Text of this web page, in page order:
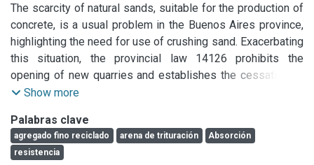
Ley 14126 que prohíbe la apertura de nuevas canteras y
establece el cese de explotación de las existentes en el
partido de Tandil.
Frente a estos hechos, la utilización de agregados
reciclados provenientes de la trituración de hormigones
que culminaron su vida en servicio se presenta como una
reciclados presentan como característica distintiva, frente a
los agregados naturales, que pueden estar constituidos por
agregado natural y mortero en proporciones variables.
The scarcity of natural sands, suitable for the production of
concrete, is a usual problem in the Buenos Aires province,
highlighting the need for use of crushing sand. Exacerbating
this situation, the provincial law 14126 prohibits the
opening of new quarries and establishes the cessation of
operation for those existing in the zone of Tandil. In these
crushing concretes which completed their service life is
presented as a sustainable economic alternative.
Recycled aggregates have as a distinctive feature
Show more
Palabras clave
agregado fino reciclado arena de trituración
Absorción
resistencia